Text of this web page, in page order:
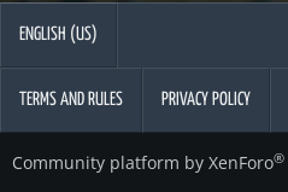
ENGLISH (US)
TERMS AND RULES PRIVACY POLICY
Community platform by XenForo®